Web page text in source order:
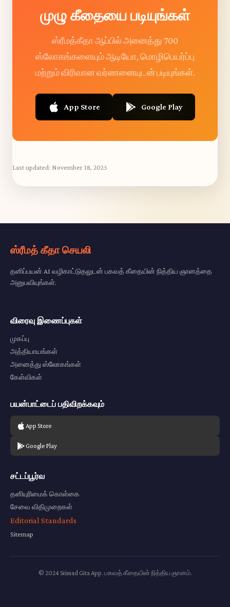
முழு கீதையை படியுங்கள்
ஸ்ரீமத்கீதா ஆப்பில் அனைத்து 700
ஸ்லோகங்களையும் ஆடியோ, மொழிபெயர்ப்பு
மற்றும் விரிவான வர்ணனையுடன் படியுங்கள்.
App Store Google Play
Last updated: November 18, 2025
ஸ்ரீமத் கீதா செயலி
தனிப்பயன் AI வழிகாட்டுதலுடன் பகவத் கீதையின் நித்திய ஞானத்தை
அனுபவியுங்கள்.
விரைவு இணைப்புகள்
முகப்பு
அத்தியாயங்கள்
அனைத்து ஸ்லோகங்கள்
கேள்விகள்
பயன்பாட்டைப் பதிவிறக்கவும்
App Store
Google Play
சட்டப்பூர்வ
தனியுரிமைக் கொள்கை
சேவை விதிமுறைகள்
Editorial Standards
Sitemap
© 2024 Srimad Gita App. பகவத் கீதையின் நித்திய ஞானம்.